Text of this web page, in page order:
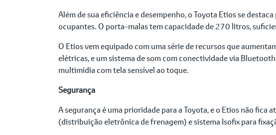
Além de sua eficiência e desempenho, o Toyota Etios se
ocupantes. O porta-malas tem capacidade de 270 litros,
O Etios vem equipado com uma série de recursos que
elétricas, e um sistema de som com conectividade via
multimídia com tela sensível ao toque.
Segurança
A segurança é uma prioridade para a Toyota, e o Etios não fica
(distribuição eletrônica de frenagem) e sistema Isofix para